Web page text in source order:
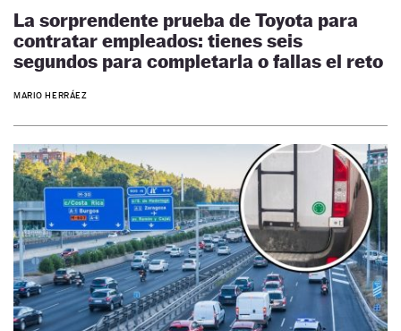
La sorprendente prueba de Toyota para
contratar empleados: tienes seis
segundos para completarla o fallas el reto
MARIO HERRÁEZ